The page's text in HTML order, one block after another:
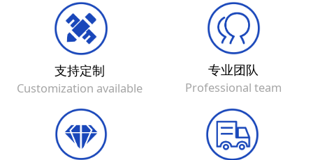
支持定制
Customization available
专业团队
Professional team